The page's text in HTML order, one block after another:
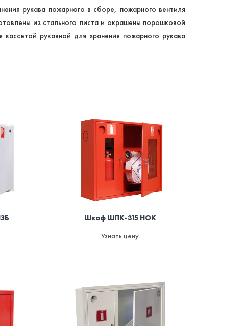
рукава пожарного в сборе, пожарного вентиля
из стального листа и окрашены порошковой
рукавной для хранения пожарного рукава
Шкаф ШПК-315 НОК
Узнать цену